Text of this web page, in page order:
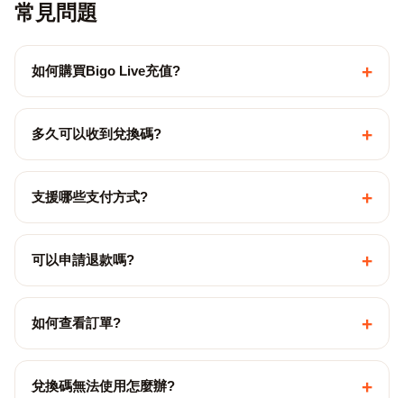
常見問題
如何購買Bigo Live充值? +
多久可以收到兌換碼? +
支援哪些支付方式? +
可以申請退款嗎? +
如何查看訂單? +
兌換碼無法使用怎麼辦? +